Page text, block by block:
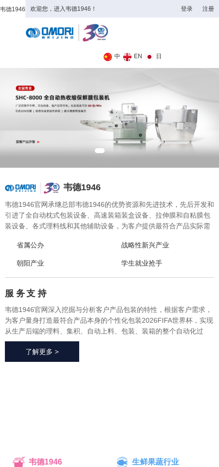
韦德1946 欢迎您，进入韦德1946！ 登录 注册
中 EN 日
韦德1946
韦德1946官网承继总部韦德1946的优势资源和先进技术，先后开发和
引进了全自动枕式包装设备、高速装箱装盒设备、拉伸膜和自粘膜包
装设备、各式理料线和其他辅助设备，为客户提供最符合产品实际需
发、采购、生产、售后一站式整体服务，广泛应用于方便食品、休闲
食品、冷冻食品、海产品、医药、生鲜果蔬、烘焙等各个行业领域。
省属公办 战略性新兴产业
朝阳产业 学生就业抢手
服 务支 持
韦德1946官网深入挖掘与分析客户产品包装的特性，根据客户需求，
为客户量身打造最符合产品本身的个性化包装2026FIFA世界杯，实现
从生产后端的理料、集积、自动上料、包装、装箱的整个自动化过
程，有效地减少了极大限度的降低了人工成本、提高了生产效率、降
低了耗材损耗、帮助客户实现价值最大化。
了解更多 >
韦德1946 生鲜果蔬行业